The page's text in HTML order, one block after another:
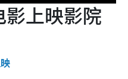
上映影院